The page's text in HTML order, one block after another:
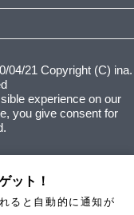
04/21 Copyright (C) ina.
experience on our
you give consent for
ット！
ると自動的に通知が